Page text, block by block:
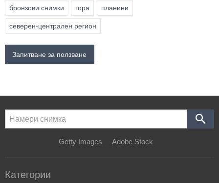
бронзови снимки гора планини
северен-централен регион
Запитване за ползване
Getty Images Adobe Stock
Категории